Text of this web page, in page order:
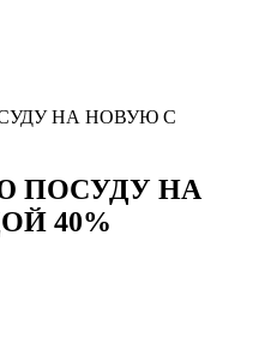
НА НОВУЮ С
ПОСУДУ НА
40%